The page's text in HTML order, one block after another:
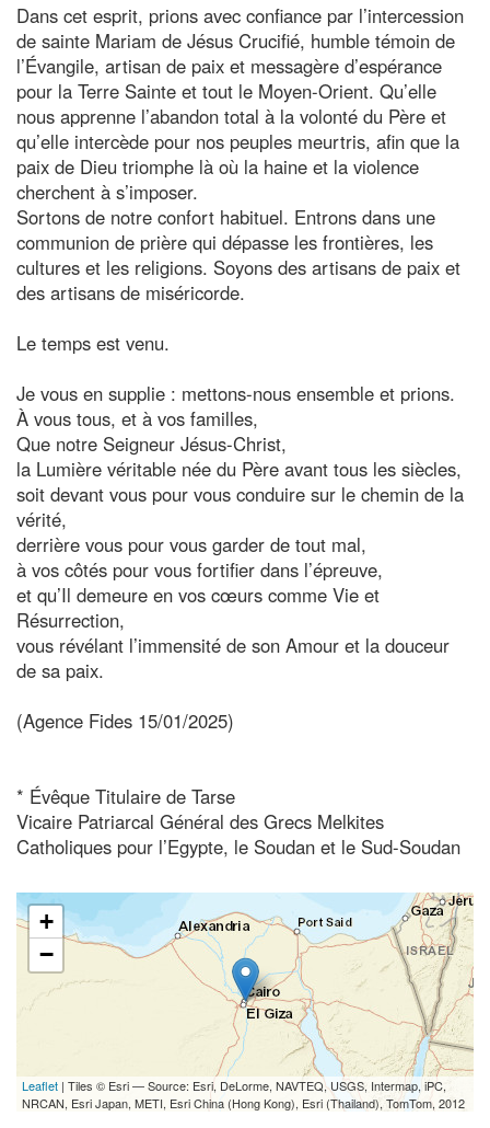
Dans cet esprit, prions avec confiance par l’intercession
de sainte Mariam de Jésus Crucifié, humble témoin de
l’Évangile, artisan de paix et messagère d’espérance
pour la Terre Sainte et tout le Moyen-Orient. Qu’elle
nous apprenne l’abandon total à la volonté du Père et
qu’elle intercède pour nos peuples meurtris, afin que la
paix de Dieu triomphe là où la haine et la violence
cherchent à s’imposer.
Sortons de notre confort habituel. Entrons dans une
communion de prière qui dépasse les frontières, les
cultures et les religions. Soyons des artisans de paix et
des artisans de miséricorde.
Le temps est venu.
Je vous en supplie : mettons-nous ensemble et prions.
À vous tous, et à vos familles,
Que notre Seigneur Jésus-Christ,
la Lumière véritable née du Père avant tous les siècles,
soit devant vous pour vous conduire sur le chemin de la
vérité,
derrière vous pour vous garder de tout mal,
à vos côtés pour vous fortifier dans l’épreuve,
et qu’Il demeure en vos cœurs comme Vie et
Résurrection,
vous révélant l’immensité de son Amour et la douceur
de sa paix.
(Agence Fides 15/01/2025)
* Évêque Titulaire de Tarse
Vicaire Patriarcal Général des Grecs Melkites
Catholiques pour l’Egypte, le Soudan et le Sud-Soudan
+
−
Leaflet | Tiles © Esri — Source: Esri, DeLorme, NAVTEQ, USGS, Intermap, iPC,
NRCAN, Esri Japan, METI, Esri China (Hong Kong), Esri (Thailand), TomTom, 2012